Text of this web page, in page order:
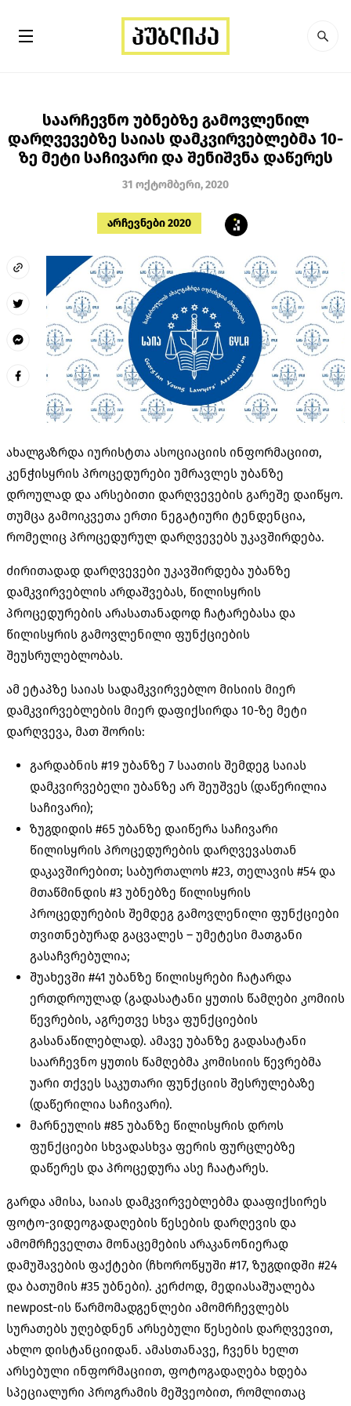
საარჩევნო უბნებზე გამოვლენილ
დარღვევებზე საიას დამკვირვებლებმა 10-
ზე მეტი საჩივარი და შენიშვნა დაწერეს
31 ოქტომბერი, 2020
არჩევნები 2020
ახალგაზრდა იურისტთა ასოციაციის ინფორმაციით,
კენჭისყრის პროცედურები უმრავლეს უბანზე
დროულად და არსებითი დარღვევების გარეშე დაიწყო.
თუმცა გამოიკვეთა ერთი ნეგატიური ტენდენცია,
რომელიც პროცედურულ დარღვევებს უკავშირდება.
ძირითადად დარღვევები უკავშირდება უბანზე
დამკვირვებლის არდაშვებას, წილისყრის
პროცედურების არასათანადოდ ჩატარებასა და
წილისყრის გამოვლენილი ფუნქციების
შეუსრულებლობას.
ამ ეტაპზე საიას სადამკვირვებლო მისიის მიერ
დამკვირვებლების მიერ დაფიქსირდა 10-ზე მეტი
დარღვევა, მათ შორის:
გარდაბნის #19 უბანზე 7 საათის შემდეგ საიას
დამკვირვებელი უბანზე არ შეუშვეს (დაწერილია
საჩივარი);
ზუგდიდის #65 უბანზე დაიწერა საჩივარი
წილისყრის პროცედურების დარღვევასთან
დაკავშირებით; საბურთალოს #23, თელავის #54 და
მთაწმინდის #3 უბნებზე წილისყრის
პროცედურების შემდეგ გამოვლენილი ფუნქციები
თვითნებურად გაცვალეს – უმეტესი მათგანი
გასაჩვრებულია;
შუახევში #41 უბანზე წილისყრები ჩატარდა
ერთდროულად (გადასატანი ყუთის წამღები კომიის
წევრების, აგრეთვე სხვა ფუნქციების
გასანაწილებლად). ამავე უბანზე გადასატანი
საარჩევნო ყუთის წამღებმა კომისიის წევრებმა
უარი თქვეს საკუთარი ფუნქციის შესრულებაზე
(დაწერილია საჩივარი).
მარნეულის #85 უბანზე წილისყრის დროს
ფუნქციები სხვადასხვა ფერის ფურცლებზე
დაწერეს და პროცედურა ასე ჩაატარეს.
გარდა ამისა, საიას დამკვირვებლებმა დააფიქსირეს
ფოტო-ვიდეოგადაღების წესების დარღევის და
ამომრჩეველთა მონაცემების არაკანონიერად
დამუშავების ფაქტები (ჩხოროწყუში #17, ზუგდიდში #24
და ბათუმის #35 უბნები). კერძოდ, მედიასაშუალება
newpost-ის წარმომადგენლები ამომრჩევლებს
სურათებს უღებდნენ არსებული წესების დარღვევით,
ახლო დისტანციიდან. ამასთანავე, ჩვენს ხელთ
არსებული ინფორმაციით, ფოტოგადაღება ხდება
სპეციალური პროგრამის მეშვეობით, რომლითაც